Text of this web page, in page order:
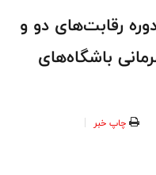
رقابت‌های دو و
باشگاه‌های
چاپ خبر